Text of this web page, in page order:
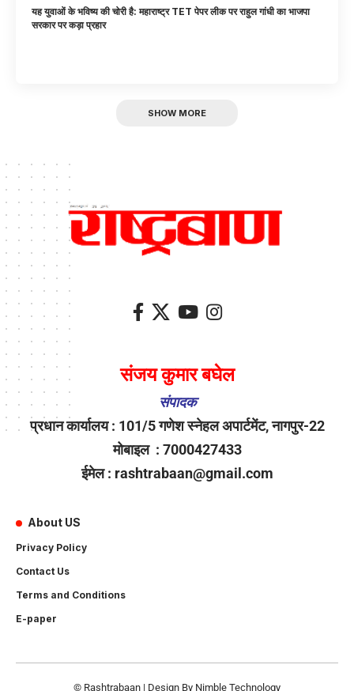
यह युवाओं के भविष्य की चोरी है: महाराष्ट्र TET पेपर लीक पर राहुल गांधी का भाजपा
सरकार पर कड़ा प्रहार
SHOW MORE
संजय कुमार बघेल
संपादक
प्रधान कार्यालय : 101/5 गणेश स्नेहल अपार्टमेंट, नागपुर-22
मोबाइल : 7000427433
ईमेल : rashtrabaan@gmail.com
About US
Privacy Policy
Contact Us
Terms and Conditions
E-paper
© Rashtrabaan | Design By Nimble Technology